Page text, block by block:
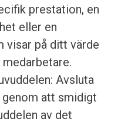
prestation, en
eller en
visar på ditt värde
Avsluta
att smidigt
av det